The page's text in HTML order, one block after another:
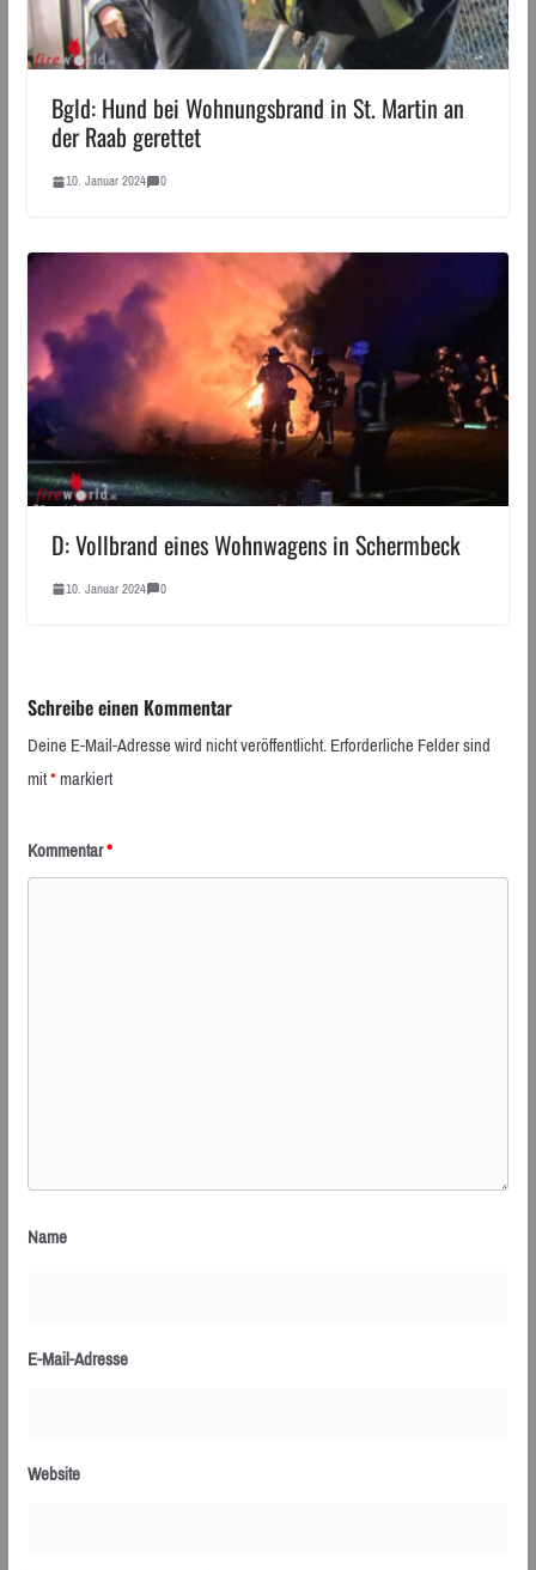
Bgld: Hund bei Wohnungsbrand in St. Martin an
der Raab gerettet
10. Januar 2024 0
D: Vollbrand eines Wohnwagens in Schermbeck
10. Januar 2024 0
Schreibe einen Kommentar
Deine E-Mail-Adresse wird nicht veröffentlicht.Erforderliche Felder sind
mit*markiert
Kommentar*
Name
E-Mail-Adresse
Website